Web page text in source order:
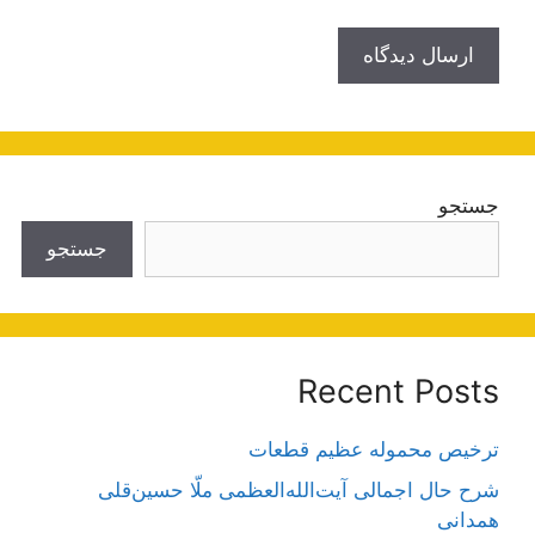
جستجو
جستجو
Recent Posts
ترخیص محموله عظیم قطعات
شرح حال اجمالی آیت‌الله‌العظمی ملّا حسین‌قلی
همدانی